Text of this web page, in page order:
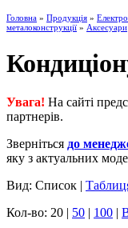
Головна » Продукція »
металоконструкції » Аксесуари
Увага! На сайті
партнерів.
Зверніться до
яку з актуальних
Вид: Список |
Кол-во: 20 | 50 | 100 |